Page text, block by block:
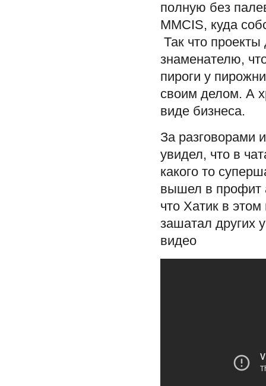
полную без
MMCIS, куда
Так что
знаменателю,
пироги у
своим делом. А
виде бизнеса.
За разговорами
увидел, что в
какого то
вышел в профит
что Хатик в
зашатал других
видео